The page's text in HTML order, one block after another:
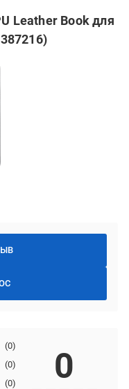
Leather Book для
(0)
(0)
(0)
0